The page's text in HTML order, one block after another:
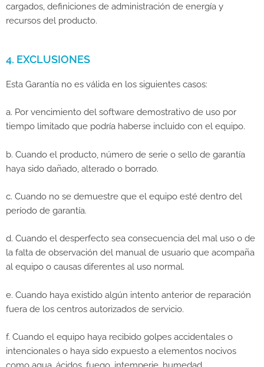
cargados, definiciones de administración de energía y
recursos del producto.
4. EXCLUSIONES
Esta Garantía no es válida en los siguientes casos:
a. Por vencimiento del software demostrativo de uso por
tiempo limitado que podría haberse incluido con el equipo.
b. Cuando el producto, número de serie o sello de garantía
haya sido dañado, alterado o borrado.
c. Cuando no se demuestre que el equipo esté dentro del
período de garantía.
d. Cuando el desperfecto sea consecuencia del mal uso o de
la falta de observación del manual de usuario que acompaña
al equipo o causas diferentes al uso normal.
e. Cuando haya existido algún intento anterior de reparación
fuera de los centros autorizados de servicio.
f. Cuando el equipo haya recibido golpes accidentales o
intencionales o haya sido expuesto a elementos nocivos
como agua, ácidos, fuego, intemperie, humedad,